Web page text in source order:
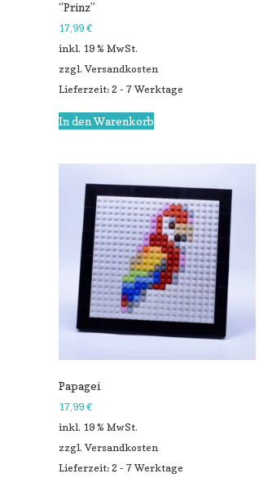
“Prinz”
17,99 €
inkl. 19 % MwSt.
zzgl. Versandkosten
Lieferzeit: 2 - 7 Werktage
In den Warenkorb
Papagei
17,99 €
inkl. 19 % MwSt.
zzgl. Versandkosten
Lieferzeit: 2 - 7 Werktage